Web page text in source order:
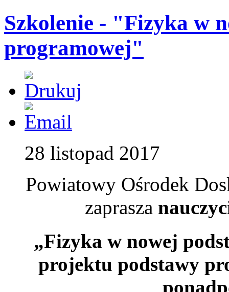
Szkolenie - "Fizyka w
programowej"
28 listopad 2017
Powiatowy Ośrodek
zaprasza
„Fizyka w nowej
projektu podstawy